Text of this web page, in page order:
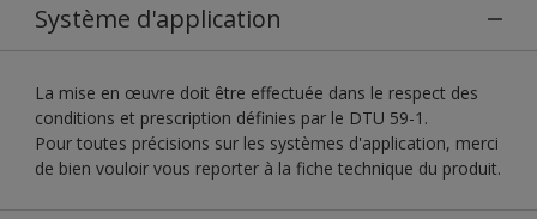
Système d'application
La mise en œuvre doit être effectuée dans le respect des
conditions et prescription définies par le DTU 59-1.
Pour toutes précisions sur les systèmes d'application, merci
de bien vouloir vous reporter à la fiche technique du produit.